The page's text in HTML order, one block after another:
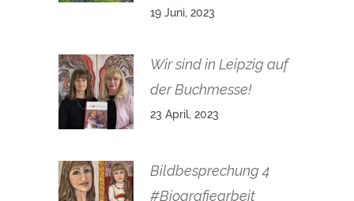
19 Juni, 2023
Wir sind in Leipzig auf
der Buchmesse!
23 April, 2023
Bildbesprechung 4
#Biografiearbeit